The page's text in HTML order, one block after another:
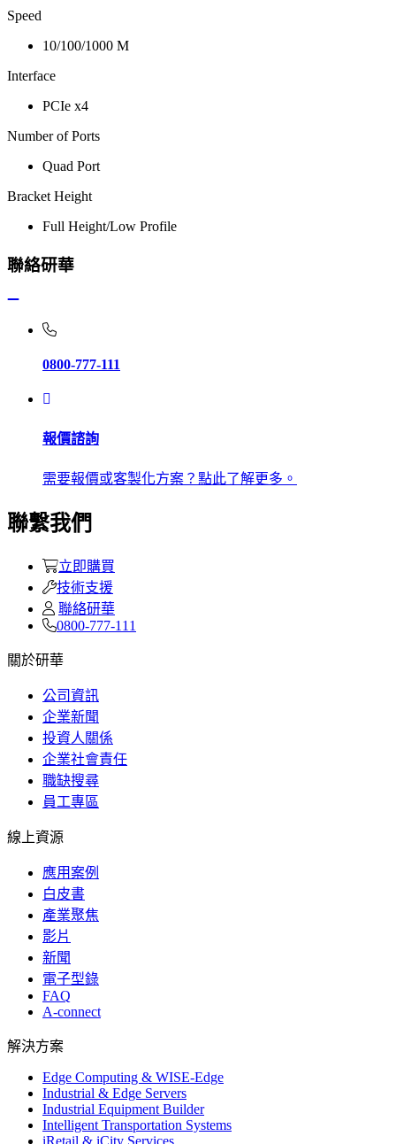
Speed
10/100/1000 M
Interface
PCIe x4
Number of Ports
Quad Port
Bracket Height
Full Height/Low Profile
聯絡研華
0800-777-111
報價諮詢
需要報價或客製化方案？點此了解更多。
聯繫我們
立即購買
技術支援
聯絡研華
0800-777-111
關於研華
公司資訊
企業新聞
投資人關係
企業社會責任
職缺搜尋
員工專區
線上資源
應用案例
白皮書
產業聚焦
影片
新聞
電子型錄
FAQ
A-connect
解決方案
Edge Computing & WISE-Edge
Industrial & Edge Servers
Industrial Equipment Builder
Intelligent Transportation Systems
iRetail & iCity Services